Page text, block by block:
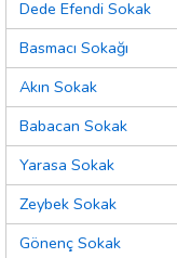
Dede Efendi Sokak
Basmacı Sokağı
Akın Sokak
Babacan Sokak
Yarasa Sokak
Zeybek Sokak
Gönenç Sokak